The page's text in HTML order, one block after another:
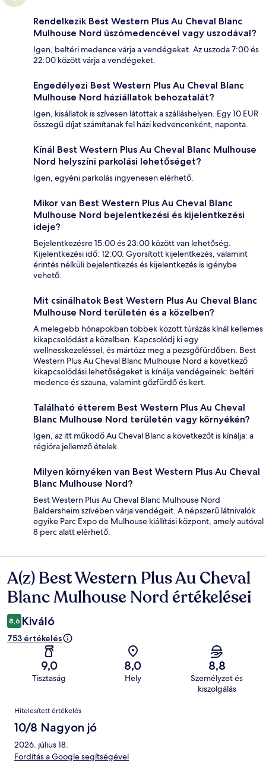
Rendelkezik Best Western Plus Au Cheval Blanc
Mulhouse Nord úszómedencével vagy uszodával?
Igen, beltéri medence várja a vendégeket. Az uszoda 7:00 és
22:00 között várja a vendégeket.
Engedélyezi Best Western Plus Au Cheval Blanc
Mulhouse Nord háziállatok behozatalát?
Igen, kisállatok is szívesen látottak a szálláshelyen. Egy 10 EUR
összegű díjat számítanak fel házi kedvencenként, naponta.
Kínál Best Western Plus Au Cheval Blanc Mulhouse
Nord helyszíni parkolási lehetőséget?
Igen, egyéni parkolás ingyenesen elérhető.
Mikor van Best Western Plus Au Cheval Blanc
Mulhouse Nord bejelentkezési és kijelentkezési
ideje?
Bejelentkezésre 15:00 és 23:00 között van lehetőség.
Kijelentkezési idő: 12:00. Gyorsított kijelentkezés, valamint
érintés nélküli bejelentkezés és kijelentkezés is igénybe
vehető.
Mit csinálhatok Best Western Plus Au Cheval Blanc
Mulhouse Nord területén és a közelben?
A melegebb hónapokban többek között túrázás kínál kellemes
kikapcsolódást a közelben. Kapcsolódj ki egy
wellnesskezeléssel, és mártózz meg a pezsgőfürdőben. Best
Western Plus Au Cheval Blanc Mulhouse Nord a következő
kikapcsolódási lehetőségeket is kínálja vendégeinek: beltéri
medence és szauna, valamint gőzfürdő és kert.
Található étterem Best Western Plus Au Cheval
Blanc Mulhouse Nord területén vagy környékén?
Igen, az itt működő Au Cheval Blanc a következőt is kínálja: a
régióra jellemző ételek.
Milyen környéken van Best Western Plus Au Cheval
Blanc Mulhouse Nord?
Best Western Plus Au Cheval Blanc Mulhouse Nord
Baldersheim szívében várja vendégeit. A népszerű látnivalók
egyike Parc Expo de Mulhouse kiállítási központ, amely autóval
8 perc alatt elérhető.
Értékelések
A(z) Best Western Plus Au Cheval
Blanc Mulhouse Nord értékelései
8,6 Kiváló
753 értékelés
9,0
Tisztaság
8,0
Hely
8,8
Személyzet és
kiszolgálás
Értékelések
Hitelesített értékelés
10/8 Nagyon jó
2026. július 18.
Fordítás a Google segítségével